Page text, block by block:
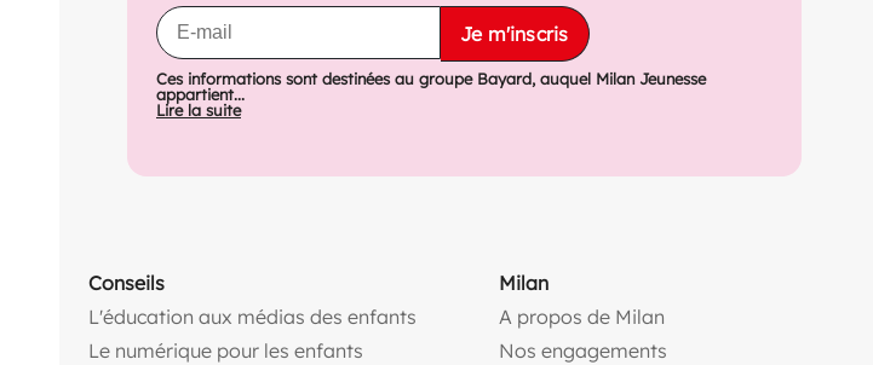
Je m'inscris
Ces informations sont destinées au groupe Bayard, auquel Milan Jeunesse
appartient...
Lire la suite
Conseils
L'éducation aux médias des enfants
Le numérique pour les enfants
Milan
A propos de Milan
Nos engagements(ouvre une nouvelle